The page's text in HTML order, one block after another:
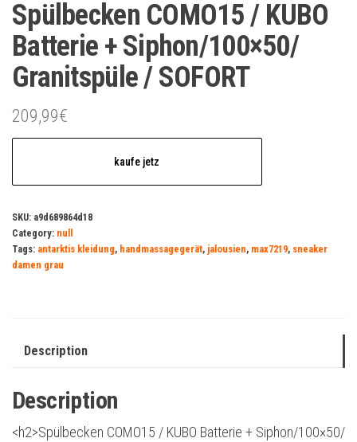
Spülbecken COMO15 / KUBO
Batterie + Siphon/100×50/
Granitspüle / SOFORT
209,99€
kaufe jetz
SKU: a9d689864d18
Category: null
Tags: antarktis kleidung, handmassagegerät, jalousien, max7219, sneaker
damen grau
Description
Description
<h2>Spülbecken COMO15 / KUBO Batterie + Siphon/100×50/